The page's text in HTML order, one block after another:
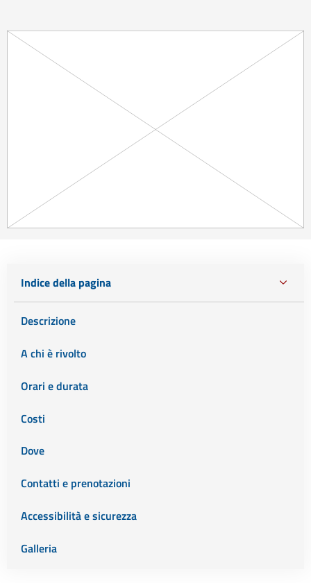
Indice della pagina
Descrizione
A chi è rivolto
Orari e durata
Costi
Dove
Contatti e prenotazioni
Accessibilità e sicurezza
Galleria